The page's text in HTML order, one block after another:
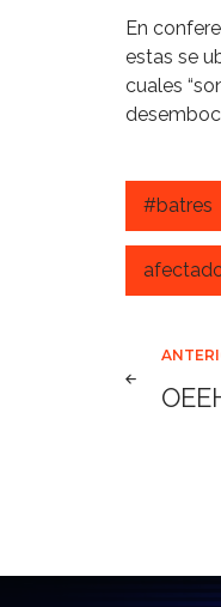
En
estas se
cuales
#batres